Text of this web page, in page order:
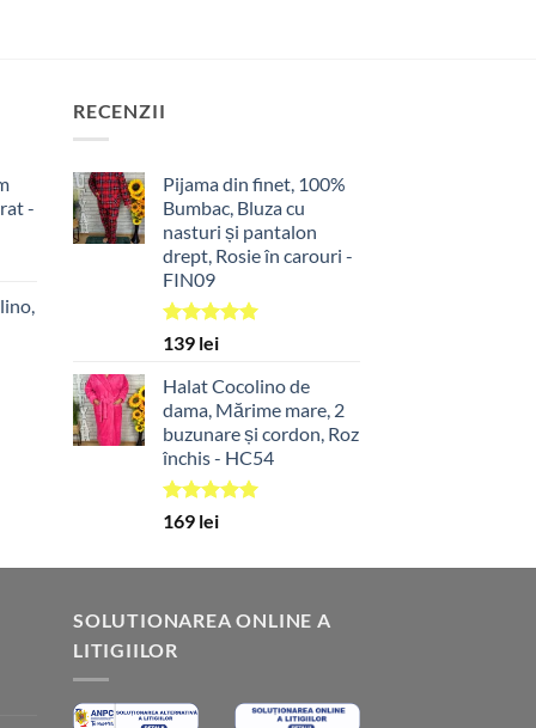
fi
alese
în
pagina
-
RECENZII
Pijama din finet, 100%
Bumbac, Bluza cu
nasturi și pantalon
drept, Rosie în carouri -
FIN09
Evaluat la
139 lei
Halat Cocolino de
dama, Mărime mare, 2
buzunare și cordon, Roz
închis - HC54
Evaluat la
169 lei
SOLUTIONAREA ONLINE A
LITIGIILOR